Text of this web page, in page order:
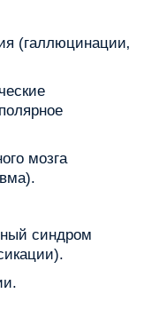
(галлюцинации‚
мозга
синдром